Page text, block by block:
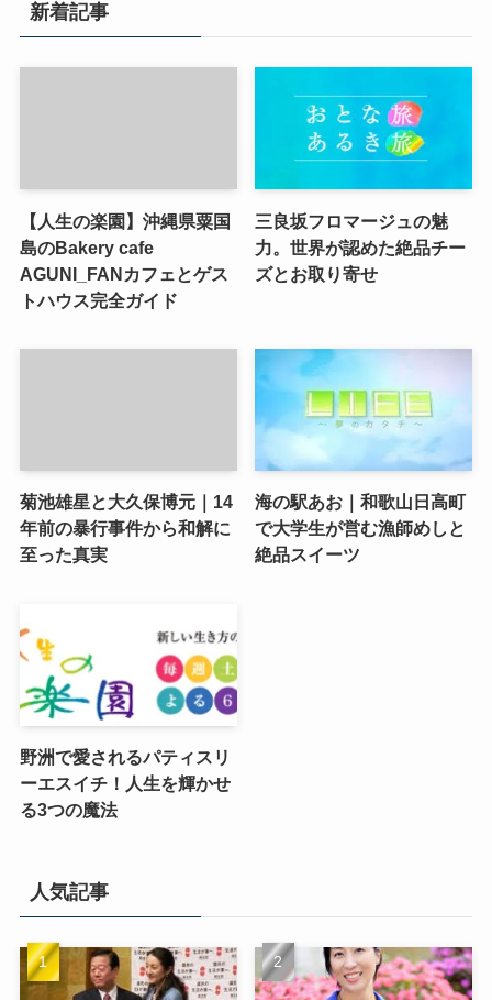
新着記事
【人生の楽園】沖縄県粟国
島のBakery cafe
AGUNI_FANカフェとゲス
トハウス完全ガイド
三良坂フロマージュの魅
力。世界が認めた絶品チー
ズとお取り寄せ
菊池雄星と大久保博元｜14
年前の暴行事件から和解に
至った真実
海の駅あお｜和歌山日高町
で大学生が営む漁師めしと
絶品スイーツ
野洲で愛されるパティスリ
ーエスイチ！人生を輝かせ
る3つの魔法
人気記事